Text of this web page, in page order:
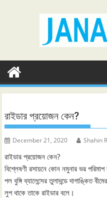
রাইডার প্রয়োজন কেন?
December 21, 2020 Shahin
রাইডার প্রয়োজন কেন?
বিশ্লেষণী রসায়নে কোন নমুনার ভর
পল বুঙ্গি ব্যালেন্সের তুলাদন্ডে দাগাঙ্কিত
লুপ থাকে তাকে রাইডার বলে।